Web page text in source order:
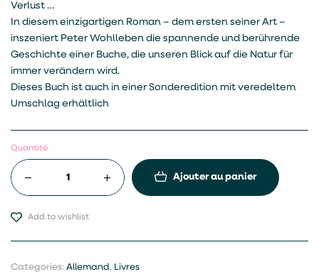
Verlust …
In diesem einzigartigen Roman – dem ersten seiner Art –
inszeniert Peter Wohlleben die spannende und berührende
Geschichte einer Buche, die unseren Blick auf die Natur für
immer verändern wird.
Dieses Buch ist auch in einer Sonderedition mit veredeltem
Umschlag erhältlich
Quantité
Ajouter au panier
Add to wishlist
Categories: Allemand, Livres